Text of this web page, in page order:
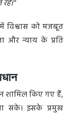
विश्वास को मजबूत
और न्याय के प्रति
शामिल किए गए हैं,
सके। इसके प्रमुख